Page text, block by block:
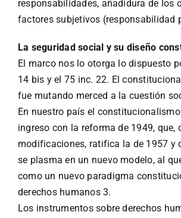
responsabilidades, añadidura de los
factores subjetivos (responsabilidad
La seguridad social y su diseño
El marco nos lo otorga lo dispuesto
14 bis y el 75 inc. 22. El
fue mutando merced a la cuestión
En nuestro país el
ingreso con la reforma de 1949, que,
modificaciones, ratifica la de 1957 y
se plasma en un nuevo modelo, al
como un nuevo paradigma
derechos humanos 3.
Los instrumentos sobre derechos